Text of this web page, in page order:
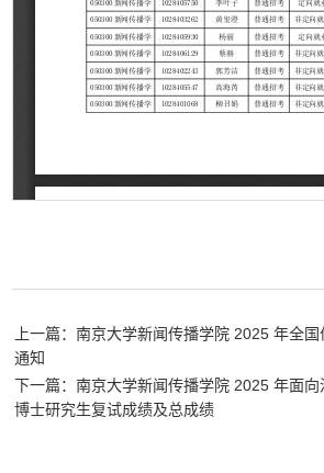
上一篇：南京大学新闻传播学院 2025 年全
通知
下一篇：南京大学新闻传播学院 2025 年面向
博士研究生复试成绩及总成绩